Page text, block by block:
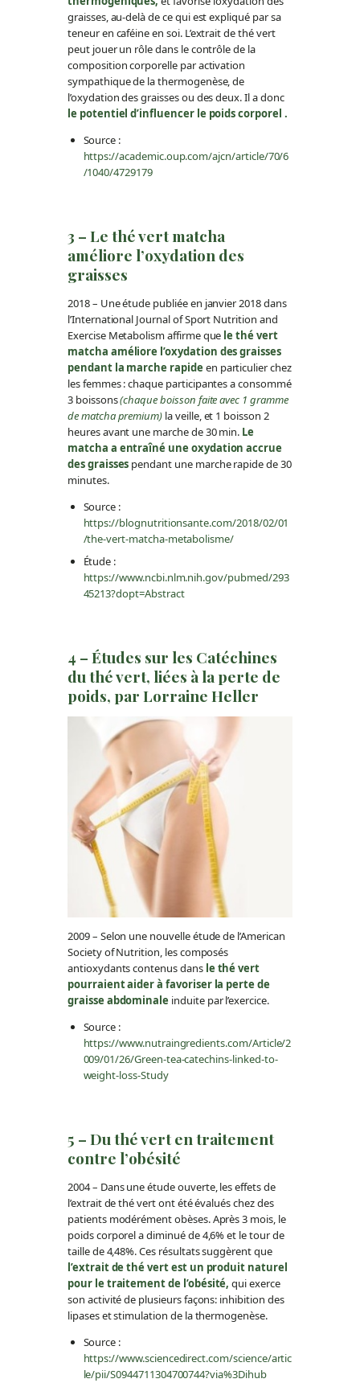
graisses, au-delà de ce qui est expliqué par sa
teneur en caféine en soi. L’extrait de thé vert
peut jouer un rôle dans le contrôle de la
composition corporelle par activation
sympathique de la thermogenèse, de
l’oxydation des graisses ou des deux. Il a donc
le potentiel d’influencer le poids corporel .
Source :
https://academic.oup.com/ajcn/article/70/6
/1040/4729179
3 – Le thé vert matcha
améliore l’oxydation des
graisses
2018 – Une étude publiée en janvier 2018 dans
l’International Journal of Sport Nutrition and
Exercise Metabolism affirme que le thé vert
matcha améliore l’oxydation des graisses
pendant la marche rapide en particulier chez
les femmes : chaque participantes a consommé
3 boissons(chaque boisson faite avec 1 gramme
de matcha premium) la veille, et 1 boisson 2
heures avant une marche de 30 min. Le
matcha a entraîné une oxydation accrue
des graisses pendant une marche rapide de 30
minutes.
Source :
https://blognutritionsante.com/2018/02/01
/the-vert-matcha-metabolisme/
Étude :
https://www.ncbi.nlm.nih.gov/pubmed/293
45213?dopt=Abstract
4 – Études sur les Catéchines
du thé vert, liées à la perte de
poids, par Lorraine Heller
2009 – Selon une nouvelle étude de l’American
Society of Nutrition, les composés
antioxydants contenus dansle thé vert
pourraient aider à favoriser la perte de
graisse abdominale induite par l’exercice.
Source :
https://www.nutraingredients.com/Article/2
009/01/26/Green-tea-catechins-linked-to-
weight-loss-Study
5 – Du thé vert en traitement
contre l’obésité
2004 – Dans une étude ouverte, les effets de
l’extrait de thé vert ont été évalués chez des
patients modérément obèses. Après 3 mois, le
poids corporel a diminué de 4,6% et le tour de
taille de 4,48%. Ces résultats suggèrent que
l’extrait de thé vert est un produit naturel
pour le traitement de l’obésité, qui exerce
son activité de plusieurs façons: inhibition des
lipases et stimulation de la thermogenèse.
Source :
https://www.sciencedirect.com/science/artic
le/pii/S0944711304700744?via%3Dihub